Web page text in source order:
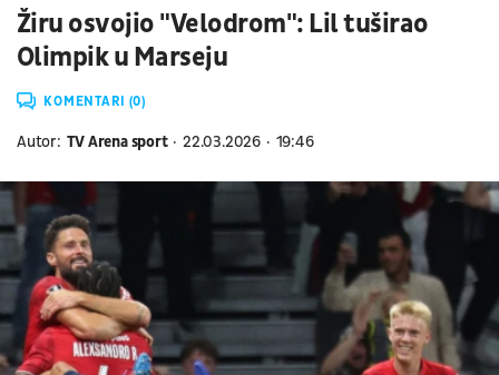
Žiru osvojio "Velodrom": Lil tuširao
Olimpik u Marseju
KOMENTARI (0)
Autor: TV Arena sport 22.03.2026 19:46